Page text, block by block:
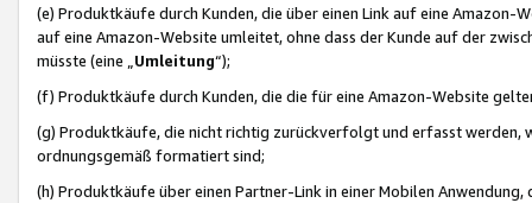
(e) Produktkäufe durch Kunden, die über einen Link auf eine
auf eine Amazon-Website umleitet, ohne dass der Kunde auf der
müsste (eine „ Umleitung“);
(f) Produktkäufe durch Kunden, die die für eine Amazon-Website
(g) Produktkäufe, die nicht richtig zurückverfolgt und erfasst werden,
ordnungsgemäß formatiert sind;
(h) Produktkäufe über einen Partner-Link in einer Mobilen